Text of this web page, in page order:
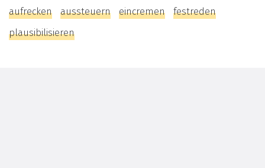
aufrecken
aussteuern eincremen
festreden
plausibilisieren